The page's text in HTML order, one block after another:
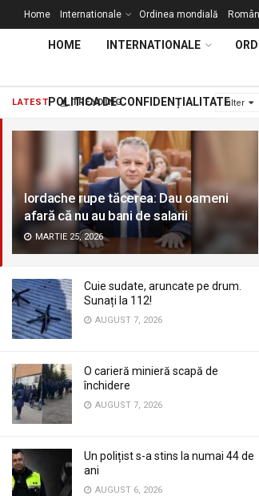
LATEST TRENDING Filter
Iordache rupe tăcerea: Dau oameni
afară că nu au bani de salarii
MARTIE 25, 2026
Cuie sudate, aruncate pe drum.
Sunați la 112!
AUGUST 7, 2026
O carieră minieră scapă de
închidere
AUGUST 7, 2026
Un polițist s-a stins la numai 44 de
ani
AUGUST 6, 2026
Home Internationale Ordinea mondială
HOME INTERNATIONALE
POLITICA DE CONFIDENȚIALITATE